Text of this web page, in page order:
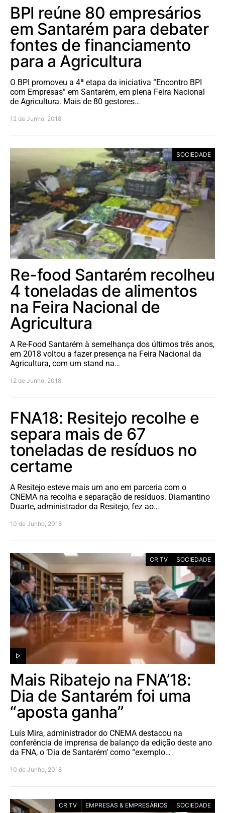
BPI reúne 80 empresários
em Santarém para debater
fontes de financiamento
para a Agricultura
O BPI promoveu a 4ª etapa da iniciativa “Encontro BPI
com Empresas” em Santarém, em plena Feira Nacional
de Agricultura. Mais de 80 gestores…
12 de Junho, 2018
SOCIEDADE
Re-food Santarém recolheu
4 toneladas de alimentos
na Feira Nacional de
Agricultura
A Re-Food Santarém à semelhança dos últimos três anos,
em 2018 voltou a fazer presença na Feira Nacional da
Agricultura, com um stand na…
12 de Junho, 2018
FNA18: Resitejo recolhe e
separa mais de 67
toneladas de resíduos no
certame
A Resitejo esteve mais um ano em parceria com o
CNEMA na recolha e separação de resíduos. Diamantino
Duarte, administrador da Resitejo, fez ao…
10 de Junho, 2018
CR TV SOCIEDADE
Mais Ribatejo na FNA’18:
Dia de Santarém foi uma
“aposta ganha”
Luís Mira, administrador do CNEMA destacou na
conferência de imprensa de balanço da edição deste ano
da FNA, o ‘Dia de Santarém’ como “exemplo…
10 de Junho, 2018
CR TV EMPRESAS & EMPRESÁRIOS SOCIEDADE